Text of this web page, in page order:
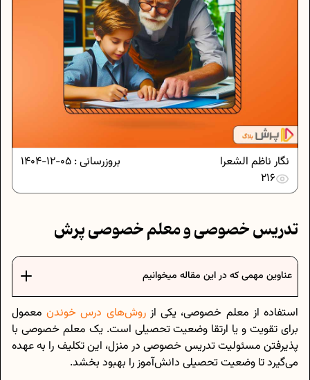
بروزرسانی : 05-12-1404
نگار ناظم الشعرا
216
تدریس خصوصی و معلم خصوصی پرش
عناوین مهمی که در این مقاله میخوانیم
استفاده از معلم خصوصی، یکی ازروش‌‌های درس خوندنمعمول
برای تقویت و یا ارتقا وضعیت تحصیلی است. یک معلم خصوصی با
پذیرفتن مسئولیت تدریس خصوصی در منزل، این تکلیف را به عهده
می‌گیرد تا وضعیت تحصیلی دانش‌آموز را بهبود بخشد.